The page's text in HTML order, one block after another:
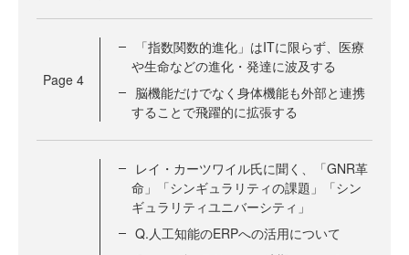
Page 4
「指数関数的進化」はITに限らず、医療
や生命などの進化・発達に波及する
脳機能だけでなく身体機能も外部と連携
することで飛躍的に拡張する
レイ・カーツワイル氏に聞く、「GNR革
命」「シンギュラリティの課題」「シン
ギュラリティユニバーシティ」
Q.人工知能のERPへの活用について